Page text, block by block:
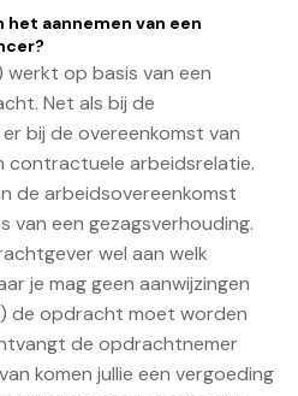
aannemen van een
werkt op basis van een
Net als bij de
bij de overeenkomst van
contractuele arbeidsrelatie.
de arbeidsovereenkomst
van een gezagsverhouding.
wel aan welk
je mag geen aanwijzingen
de opdracht moet worden
de opdrachtnemer
komen jullie een vergoeding